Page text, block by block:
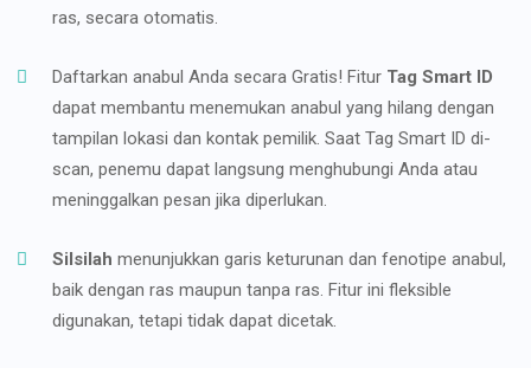
ras, secara otomatis.
Daftarkan anabul Anda secara Gratis! Fitur Tag Smart ID
dapat membantu menemukan anabul yang hilang dengan
tampilan lokasi dan kontak pemilik. Saat Tag Smart ID di-
scan, penemu dapat langsung menghubungi Anda atau
meninggalkan pesan jika diperlukan.
Silsilah menunjukkan garis keturunan dan fenotipe anabul,
baik dengan ras maupun tanpa ras. Fitur ini fleksible
digunakan, tetapi tidak dapat dicetak.